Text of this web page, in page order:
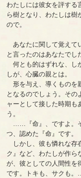
わたしには彼女を評する
ら樹となり、わたしは樹
ので。
あなたに関して覚えて
と言ったのはあなたでし
何とも的はずれな、し
しが、心臓の親とは。
形を与え、導くものを
となるのでしょう。その
ャーとして接した時期も
う。
……『命』、ですよ。そ
つ、認めた『命』です。
しかし、彼も憐れな存
ク』など、わたしが作ら
が、彼としての人間性を
です。トキも、サクも